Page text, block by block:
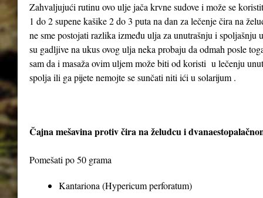
Zahvaljujući rutinu ovo ulje jača krvne sudove i može se
1 do 2 supene kašike 2 do 3 puta na dan za lečenje čira na
ne sme postojati razlika između ulja za unutrašnju i spoljašnju
su gadljive na ukus ovog ulja neka probaju da odmah posle
sam da i masaža ovim uljem može biti od koristi u lečenju
spolja ili ga pijete nemojte se sunčati niti ići u solarijum .
Čajna mešavina protiv čira na želudcu i
Pomešati po 50 grama
Kantariona (Hypericum perforatum)